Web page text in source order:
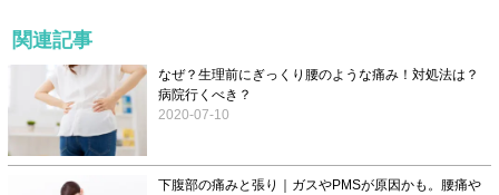
関連記事
なぜ？生理前にぎっくり腰のような痛み！対処法は？
病院行くべき？
2020-07-10
下腹部の痛みと張り｜ガスやPMSが原因かも。腰痛や